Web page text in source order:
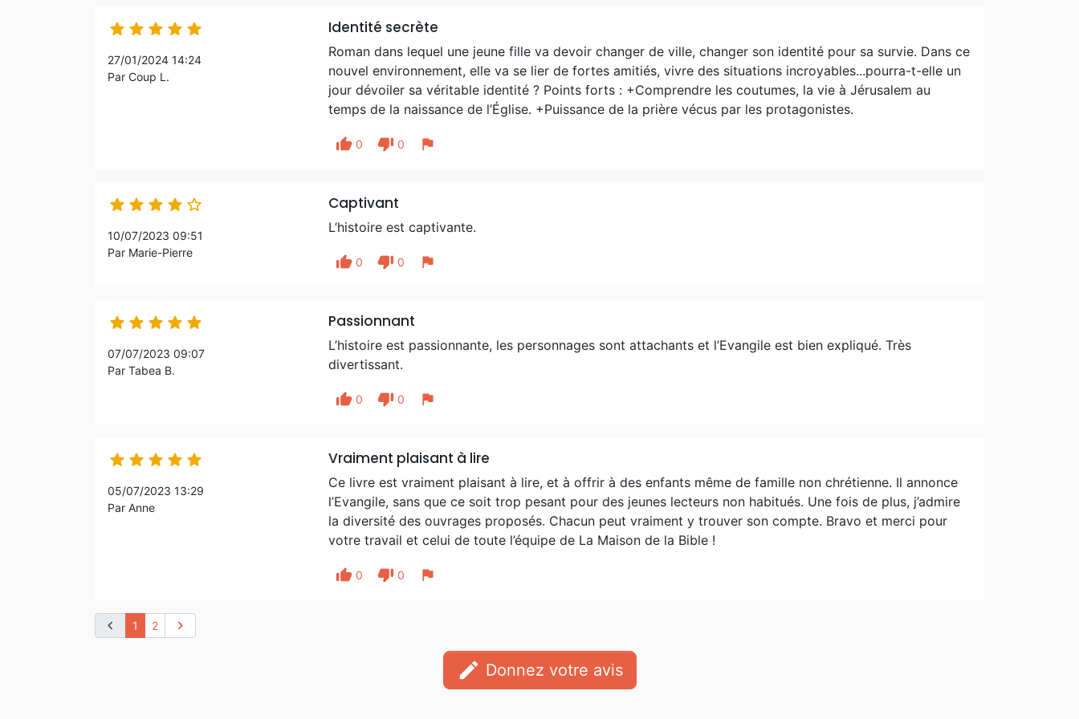
caramels mous au beurre salé Des hobbies autre que la lecture ou l’écriture
? Me promener - Nager - cuisiner - Faire des mots fléchés. Discuter avec mes
amies. Votre devise ? Je n'en ai pas à proprement parler mais ça pourrait
être : "Ne te laisse pas vaincre par le mal, mais surmonte le mal par le bien."
(Romains 12.21)
    
27/01/2024 14:24
Par Coup L.
Identité secrète
Roman dans lequel une jeune fille va devoir changer de ville, changer son identité pour sa survie. Dans ce
nouvel environnement, elle va se lier de fortes amitiés, vivre des situations incroyables...pourra-t-elle un
jour dévoiler sa véritable identité ? Points forts : +Comprendre les coutumes, la vie à Jérusalem au
temps de la naissance de l’Église. +Puissance de la prière vécus par les protagonistes.
thumb_up 0 thumb_down 0 flag
    
10/07/2023 09:51
Par Marie-Pierre
Captivant
L’histoire est captivante.
thumb_up 0 thumb_down 0 flag
    
07/07/2023 09:07
Par Tabea B.
Passionnant
L’histoire est passionnante, les personnages sont attachants et l’Evangile est bien expliqué. Très
divertissant.
thumb_up 0 thumb_down 0 flag
    
05/07/2023 13:29
Par Anne
Vraiment plaisant à lire
Ce livre est vraiment plaisant à lire, et à offrir à des enfants même de famille non chrétienne. Il annonce
l’Evangile, sans que ce soit trop pesant pour des jeunes lecteurs non habitués. Une fois de plus, j’admire
la diversité des ouvrages proposés. Chacun peut vraiment y trouver son compte. Bravo et merci pour
votre travail et celui de toute l’équipe de La Maison de la Bible !
thumb_up 0 thumb_down 0 flag
chevron_left 1 2 chevron_right
edit Donnez votre avis